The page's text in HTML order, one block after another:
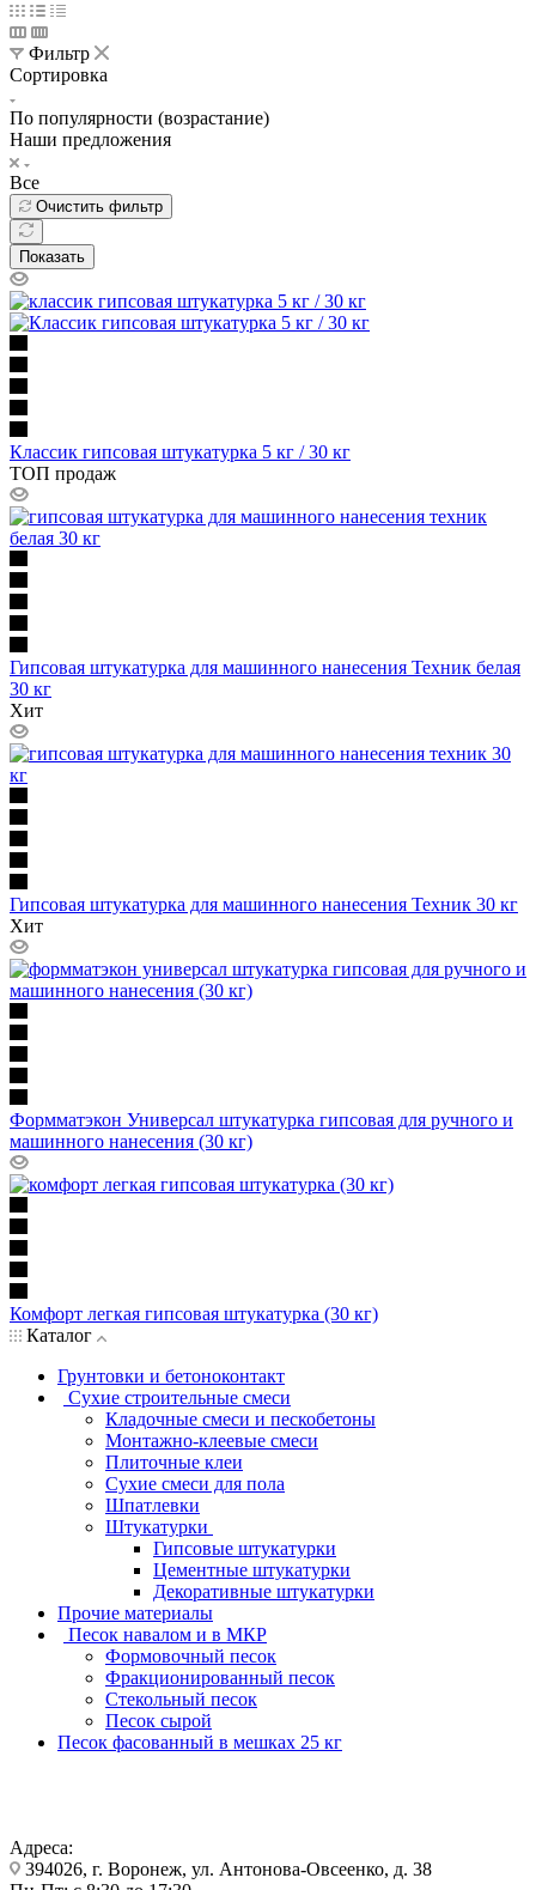
Фильтр
Сортировка
По популярности (возрастание)
Наши предложения
Все
Очистить фильтр
Показать
Классик гипсовая штукатурка 5 кг / 30 кг
ТОП продаж
Гипсовая штукатурка для машинного нанесения Техник белая
30 кг
Хит
Гипсовая штукатурка для машинного нанесения Техник 30 кг
Хит
Формматэкон Универсал штукатурка гипсовая для ручного и
машинного нанесения (30 кг)
Комфорт легкая гипсовая штукатурка (30 кг)
Каталог
Грунтовки и бетоноконтакт
Сухие строительные смеси
Кладочные смеси и пескобетоны
Монтажно-клеевые смеси
Плиточные клеи
Сухие смеси для пола
Шпатлевки
Штукатурки
Гипсовые штукатурки
Цементные штукатурки
Декоративные штукатурки
Прочие материалы
Песок навалом и в МКР
Формовочный песок
Фракционированный песок
Стекольный песок
Песок сырой
Песок фасованный в мешках 25 кг
Адреса:
394026, г. Воронеж, ул. Антонова-Овсеенко, д. 38